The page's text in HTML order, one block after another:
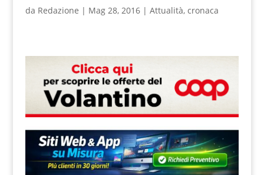
da Redazione | Mag 28, 2016| Attualità, cronaca